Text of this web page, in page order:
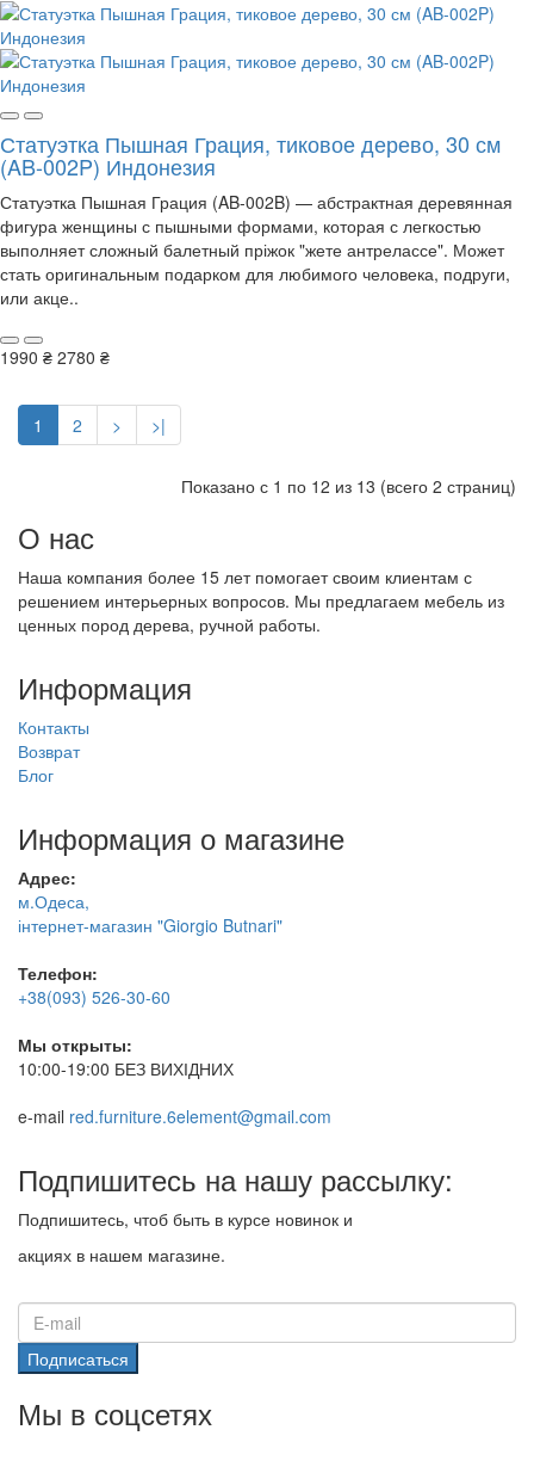
Статуэтка Пышная Грация, тиковое дерево, 30 см
(AB-002P) Индонезия
Статуэтка Пышная Грация (AB-002B) — абстрактная деревянная
фигура женщины с пышными формами, которая с легкостью
выполняет сложный балетный пріжок "жете антрелассе". Может
стать оригинальным подарком для любимого человека, подруги,
или акце..
1990 ₴ 2780 ₴
1 2 > >|
Показано с 1 по 12 из 13 (всего 2 страниц)
О нас
Наша компания более 15 лет помогает своим клиентам с
решением интерьерных вопросов. Мы предлагаем мебель из
ценных пород дерева, ручной работы.
Информация
Контакты
Возврат
Блог
Информация о магазине
Адрес:
м.Одеса,
інтернет-магазин "Giorgio Butnari"
Телефон:
+38(093) 526-30-60
Мы открыты:
10:00-19:00 БЕЗ ВИХІДНИХ
e-mail red.furniture.6element@gmail.com
Подпишитесь на нашу рассылку:
Подпишитесь, чтоб быть в курсе новинок и
акциях в нашем магазине.
Подписаться
Мы в соцсетях